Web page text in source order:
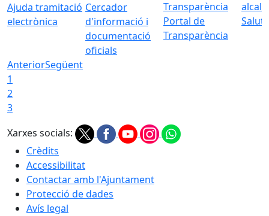
Ajuda tramitació
electrònica
Cercador
d'informació i
documentació
oficials
Portal de
Transparència
AnteriorSegüent
1
2
3
Xarxes socials:
Crèdits
Accessibilitat
Contactar amb l'Ajuntament
Protecció de dades
Avís legal